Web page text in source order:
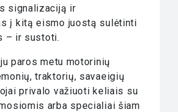
signalizaciją ir
į kitą eismo juostą sulėtinti
– ir sustoti.
paros metu motorinių
traktorių, savaeigių
privalo važiuoti keliais su
arba specialiai šiam